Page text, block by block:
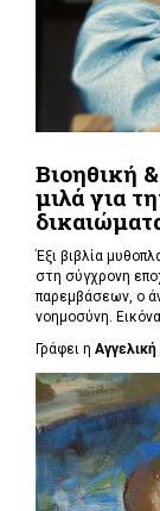
Βιοηθική
μιλά για
Έξι βιβλία
στη σύγχρονη
παρεμβάσεων, ο
νοημοσύνη.
Γράφει η